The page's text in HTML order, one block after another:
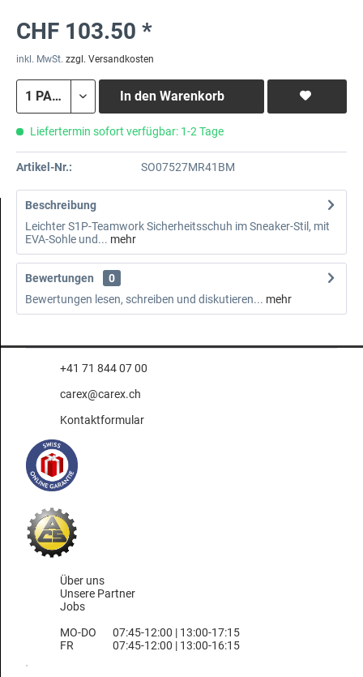
CHF 103.50 *
inkl. MwSt. zzgl. Versandkosten
In den Warenkorb
Liefertermin sofort verfügbar: 1-2 Tage
Artikel-Nr.: SO07527MR41BM
Beschreibung
Leichter S1P-Teamwork Sicherheitsschuh im Sneaker-Stil, mit
EVA-Sohle und... mehr
Bewertungen
0
Bewertungen lesen, schreiben und diskutieren... mehr
+41 71 844 07 00
carex@carex.ch
Kontaktformular
Über uns
Unsere Partner
Jobs
MO-DO
FR
07:45-12:00 | 13:00-17:15
07:45-12:00 | 13:00-16:15